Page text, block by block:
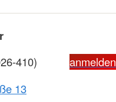
410)
anmelden
13